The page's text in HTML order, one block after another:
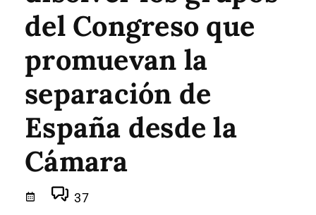
del Congreso que
promuevan la
separación de
España desde la
Cámara
37